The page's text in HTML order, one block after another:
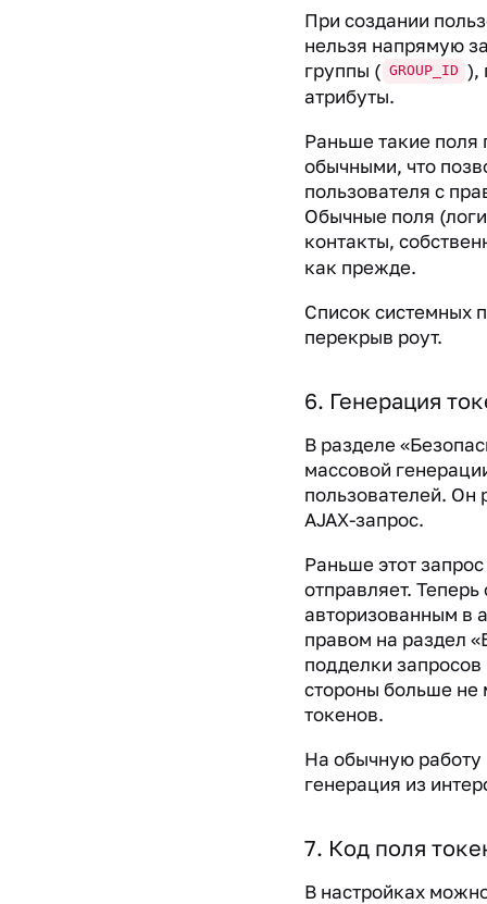
При создании
нельзя напрямую
группы ( GROUP_ID ),
атрибуты.
Раньше такие поля
обычными, что
пользователя с
Обычные поля
контакты,
как прежде.
Список системных
перекрыв роут.
6. Генерация
В разделе
массовой
пользователей. Он
AJAX-запрос.
Раньше этот
отправляет.
авторизованным в
правом на раздел
подделки
стороны больше не
токенов.
На обычную работу
генерация из
7. Код поля
В настройках